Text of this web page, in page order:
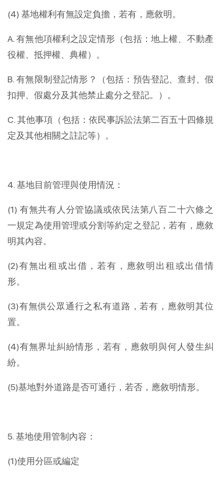
(4) 基地權利有無設定負擔，若有，應敘明。
A. 有無他項權利之設定情形（包括：地上權、不動產
役權、抵押權、典權）。
B. 有無限制登記情形？（包括：預告登記、查封、假
扣押、假處分及其他禁止處分之登記。）。
C. 其他事項（包括：依民事訴訟法第二百五十四條規
定及其他相關之註記等）。
4. 基地目前管理與使用情況：
(1) 有無共有人分管協議或依民法第八百二十六條之
一規定為使用管理或分割等約定之登記，若有，應敘
明其內容。
(2)有無出租或出借，若有，應敘明出租或出借情
形。
(3)有無供公眾通行之私有道路，若有，應敘明其位
置。
(4)有無界址糾紛情形，若有，應敘明與何人發生糾
紛。
(5)基地對外道路是否可通行，若否，應敘明情形。
5. 基地使用管制內容：
(1)使用分區或編定